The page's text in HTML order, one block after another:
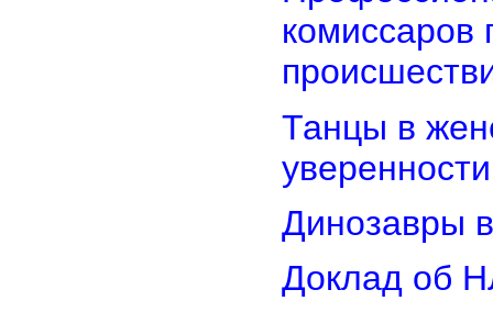
комиссаров
Танцы в
Динозавры
Доклад об